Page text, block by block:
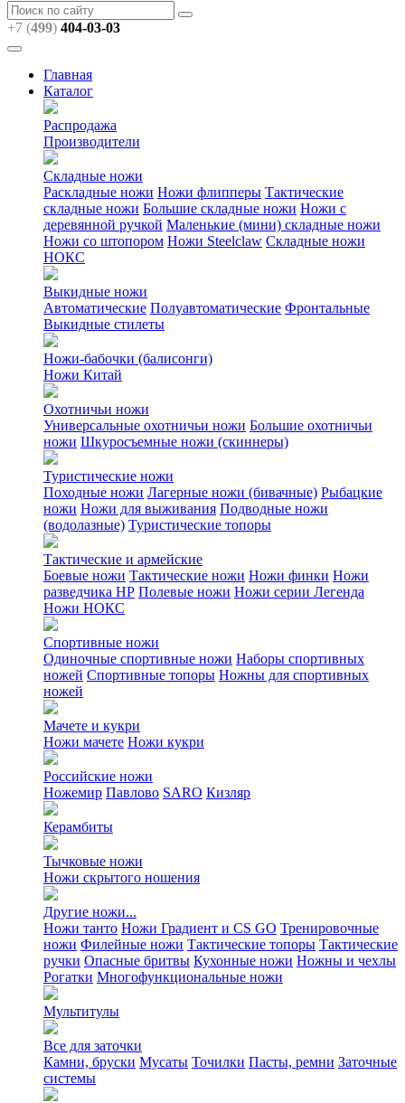
+7 (499) 404-03-03
Главная
Каталог
Распродажа
Производители
Складные ножи
Раскладные ножи Ножи флипперы Тактические
складные ножи Большие складные ножи Ножи с
деревянной ручкой Маленькие (мини) складные ножи
Ножи со штопором Ножи Steelclaw Складные ножи
НОКС
Выкидные ножи
Автоматические Полуавтоматические Фронтальные
Выкидные стилеты
Ножи-бабочки (балисонги)
Ножи Китай
Охотничьи ножи
Универсальные охотничьи ножи Большие охотничьи
ножи Шкуросъемные ножи (скиннеры)
Туристические ножи
Походные ножи Лагерные ножи (бивачные) Рыбацкие
ножи Ножи для выживания Подводные ножи
(водолазные) Туристические топоры
Тактические и армейские
Боевые ножи Тактические ножи Ножи финки Ножи
разведчика НР Полевые ножи Ножи серии Легенда
Ножи НОКС
Спортивные ножи
Одиночные спортивные ножи Наборы спортивных
ножей Спортивные топоры Ножны для спортивных
ножей
Мачете и кукри
Ножи мачете Ножи кукри
Российские ножи
Ножемир Павлово SARO Кизляр
Керамбиты
Тычковые ножи
Ножи скрытого ношения
Другие ножи...
Ножи танто Ножи Градиент и CS GO Тренировочные
ножи Филейные ножи Тактические топоры Тактические
ручки Опасные бритвы Кухонные ножи Ножны и чехлы
Рогатки Многофункциональные ножи
Мультитулы
Все для заточки
Камни, бруски Мусаты Точилки Пасты, ремни Заточные
системы